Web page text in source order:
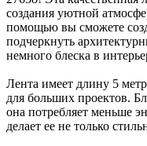
создания уютной
помощью вы сможете
подчеркнуть
немного блеска в
Лента имеет длину 5
для больших проектов.
она потребляет меньше
делает ее не только